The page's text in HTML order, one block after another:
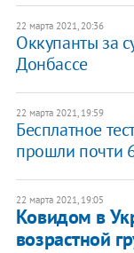
22 марта 2021, 20:36
Оккупанты за
Донбассе
22 марта 2021, 19:59
Бесплатное
прошли почти
22 марта 2021, 19:05
Ковидом в
возрастной